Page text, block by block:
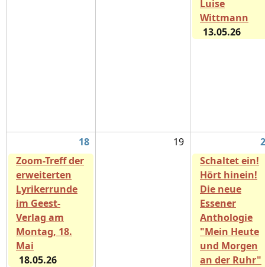
Luise
Wittmann
13.05.26
18 19
Zoom-Treff der
erweiterten
Lyrikerrunde
im Geest-
Verlag am
Montag, 18.
Mai
18.05.26
Schaltet ein!
Hört hinein!
Die neue
Essener
Anthologie
"Mein Heute
und Morgen
an der Ruhr"